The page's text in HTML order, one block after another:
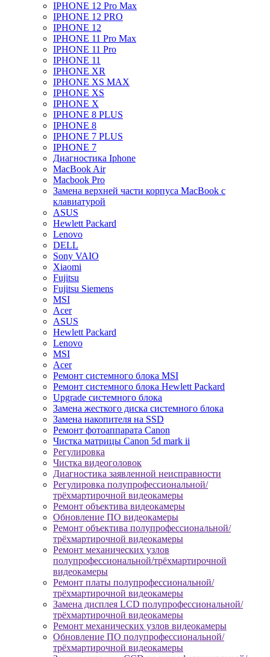
IPHONE 12 Pro Max
IPHONE 12 PRO
IPHONE 12
IPHONE 11 Pro Max
IPHONE 11 Pro
IPHONE 11
IPHONE XR
IPHONE XS MAX
IPHONE XS
IPHONE X
IPHONE 8 PLUS
IPHONE 8
IPHONE 7 PLUS
IPHONE 7
Диагностика Iphone
MacBook Air
Macbook Pro
Замена верхней части корпуса MacBook с
клавиатурой
ASUS
Hewlett Packard
Lenovo
DELL
Sony VAIO
Xiaomi
Fujitsu
Fujitsu Siemens
MSI
Acer
ASUS
Hewlett Packard
Lenovo
MSI
Acer
Ремонт системного блока MSI
Ремонт системного блока Hewlett Packard
Upgrade системного блока
Замена жесткого диска системного блока
Замена накопителя на SSD
Ремонт фотоаппарата Canon
Чистка матрицы Canon 5d mark ii
Регулировка
Чистка видеоголовок
Диагностика заявленной неисправности
Регулировка полупрофессиональной/
трёхмартирочной видеокамеры
Ремонт объектива видеокамеры
Обновление ПО видеокамеры
Ремонт объектива полупрофессиональной/
трёхмартирочной видеокамеры
Ремонт механических узлов
полупрофессиональной/трёхмартирочной
видеокамеры
Ремонт платы полупрофессиональной/
трёхмартирочной видеокамеры
Замена дисплея LCD полупрофессиональной/
трёхмартирочной видеокамеры
Ремонт механических узлов видеокамеры
Обновление ПО полупрофессиональной/
трёхмартирочной видеокамеры